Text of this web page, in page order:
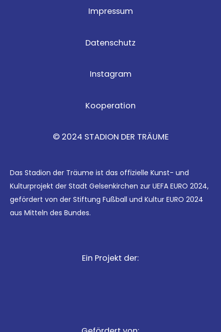
Impressum
Datenschutz
Instagram
Kooperation
© 2024 STADION DER TRÄUME
Das Stadion der Träume ist das offizielle Kunst- und
Kulturprojekt der Stadt Gelsenkirchen zur UEFA EURO 2024,
gefördert von der Stiftung Fußball und Kultur EURO 2024
aus Mitteln des Bundes.
Ein Projekt der: